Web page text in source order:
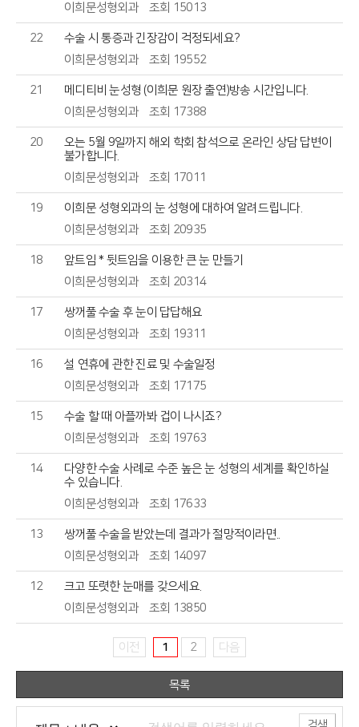
이희문성형외과
조회 15013
22
수술 시 통증과 긴장감이 걱정되세요?
이희문성형외과
조회 19552
21
메디티비 눈성형 (이희문 원장 출연)방송 시간입니다.
이희문성형외과
조회 17388
20
오는 5월 9일까지 해외 학회 참석으로 온라인 상담 답변이
불가합니다.
이희문성형외과
조회 17011
19
이희문 성형외과의 눈 성형에 대하여 알려드립니다.
이희문성형외과
조회 20935
18
앞트임 * 뒷트임을 이용한 큰 눈 만들기
이희문성형외과
조회 20314
17
쌍꺼풀 수술 후 눈이 답답해요
이희문성형외과
조회 19311
16
설 연휴에 관한 진료 및 수술일정
이희문성형외과
조회 17175
15
수술 할 때 아플까봐 겁이 나시죠?
이희문성형외과
조회 19763
14
다양한 수술 사례로 수준 높은 눈 성형의 세계를 확인하실
수 있습니다.
이희문성형외과
조회 17633
13
쌍꺼풀 수술을 받았는데 결과가 절망적이라면..
이희문성형외과
조회 14097
12
크고 또렷한 눈매를 갖으세요.
이희문성형외과
조회 13850
이전 1 2 다음
목록